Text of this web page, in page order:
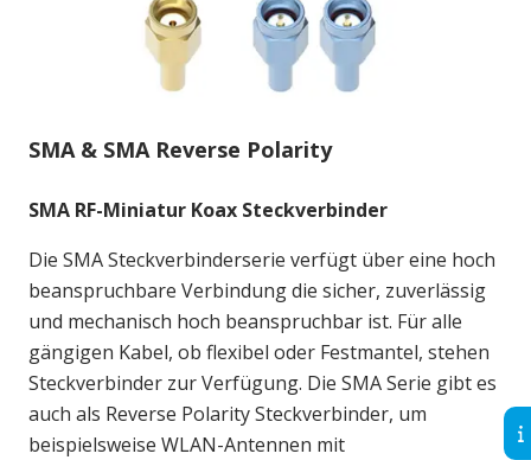
SMA & SMA Reverse Polarity
SMA RF-Miniatur Koax Steckverbinder
Die SMA Steckverbinderserie verfügt über eine hoch
beanspruchbare Verbindung die sicher, zuverlässig
und mechanisch hoch beanspruchbar ist. Für alle
gängigen Kabel, ob flexibel oder Festmantel, stehen
Steckverbinder zur Verfügung. Die SMA Serie gibt es
auch als Reverse Polarity Steckverbinder, um
beispielsweise WLAN-Antennen mit